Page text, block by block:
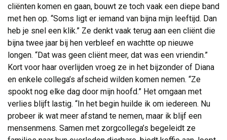
cliënten komen en gaan, bouwt ze toch vaak een diepe band
met hen op. “Soms ligt er iemand van bijna mijn leeftijd. Dan
heb je snel een klik.” Ze denkt vaak terug aan een cliënt die
bijna twee jaar bij hen verbleef en wachtte op nieuwe
longen. “Dat was geen cliënt meer, dat was een vriendin.”
Kort voor haar overlijden vroeg ze in het bijzonder of Diana
en enkele collega’s afscheid wilden komen nemen. “Ze
spookt nog elke dag door mijn hoofd.” Het omgaan met
verlies blijft lastig. “In het begin huilde ik om iedereen. Nu
probeer ik wat meer afstand te nemen, maar ik blijf een
mensenmens. Samen met zorgcollega’s begeleidt ze